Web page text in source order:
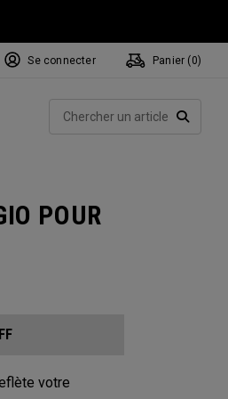
Mavrik Complete Sets
- Balles de Golf
Golf Balls
- Accessoires
Se connecter Panier ( 0)
POUR
votre